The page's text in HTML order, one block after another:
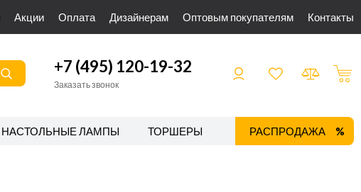
Акции Оплата Дизайнерам Оптовым покупателям Контакты
+7 (495) 120-19-32
Заказать звонок
НАСТОЛЬНЫЕ ЛАМПЫ ТОРШЕРЫ ТРЕКОВЫЕ СИСТЕМЫ
РАСПРОДАЖА